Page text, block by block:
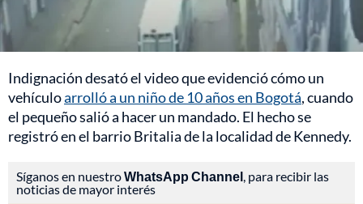
Indignación desató el video que evidenció cómo un
vehículoarrolló a un niño de 10 años en Bogotá, cuando
el pequeño salió a hacer un mandado. El hecho se
registró en el barrio Britalia de la localidad de Kennedy.
Síganos en nuestroWhatsApp Channel , para recibir las
noticias de mayor interés